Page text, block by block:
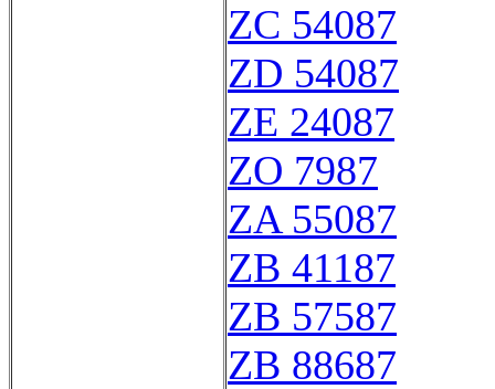
ZC 54087
ZD 54087
ZE 24087
ZO 7987
ZA 55087
ZB 41187
ZB 57587
ZB 88687